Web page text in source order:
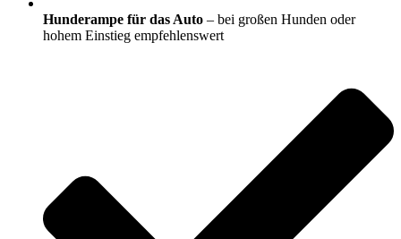
Hunderampe für das Auto – bei großen Hunden oder
hohem Einstieg empfehlenswert